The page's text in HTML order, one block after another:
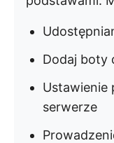
Dodaj boty
Ustawienie
serwerze